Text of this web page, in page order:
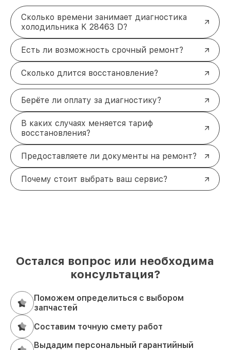
Сколько времени занимает диагностика
холодильника K 28463 D?
Есть ли возможность срочный ремонт?
Сколько длится восстановление?
Берёте ли оплату за диагностику?
В каких случаях меняется тариф
восстановления?
Предоставляете ли документы на ремонт?
Почему стоит выбрать ваш сервис?
Остался вопрос или необходима
консультация?
Поможем определиться с выбором
запчастей
Составим точную смету работ
Выдадим персональный гарантийный